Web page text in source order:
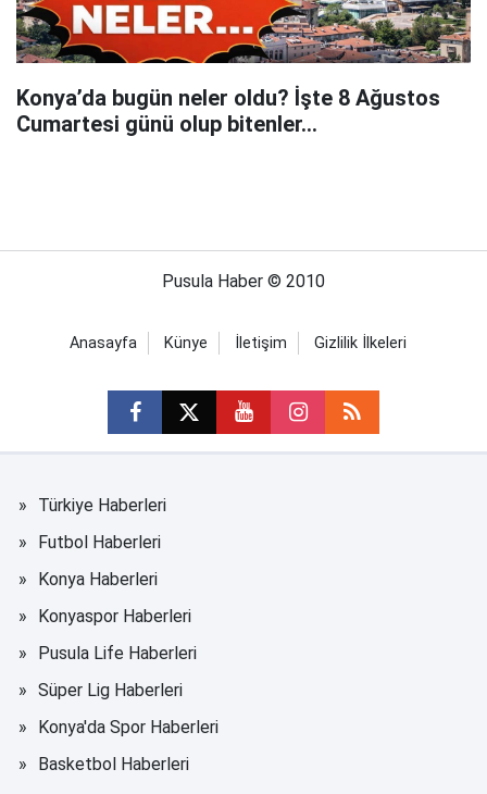
Konya’da bugün neler oldu? İşte 8 Ağustos
Cumartesi günü olup bitenler…
Pusula Haber © 2010
Anasayfa Künye İletişim Gizlilik İlkeleri
Türkiye Haberleri
Futbol Haberleri
Konya Haberleri
Konyaspor Haberleri
Pusula Life Haberleri
Süper Lig Haberleri
Konya'da Spor Haberleri
Basketbol Haberleri